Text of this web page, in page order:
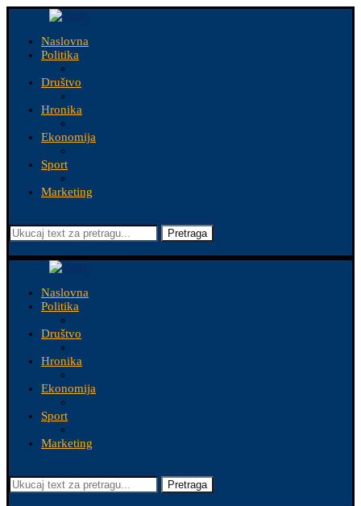
Naslovna
Politika
Društvo
Hronika
Ekonomija
Sport
Marketing
Pretraga
Naslovna
Politika
Društvo
Hronika
Ekonomija
Sport
Marketing
Pretraga